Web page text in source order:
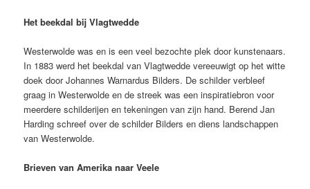
Het beekdal bij Vlagtwedde
Westerwolde was en is een veel bezochte plek door kunstenaars.
In 1883 werd het beekdal van Vlagtwedde vereeuwigt op het witte
doek door Johannes Warnardus Bilders. De schilder verbleef
graag in Westerwolde en de streek was een inspiratiebron voor
meerdere schilderijen en tekeningen van zijn hand. Berend Jan
Harding schreef over de schilder Bilders en diens landschappen
van Westerwolde.
Brieven van Amerika naar Veele